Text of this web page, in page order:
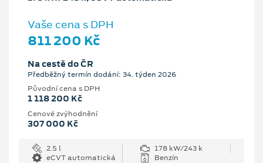
Vaše cena s DPH
811 200 Kč
Na cestě do ČR
Předběžný termín dodání: 34. týden 2026
Původní cena s DPH
1 118 200 Kč
Cenové zvýhodnění
307 000 Kč
2.5 l
178 kW/243 k
eCVT automatická
Benzín